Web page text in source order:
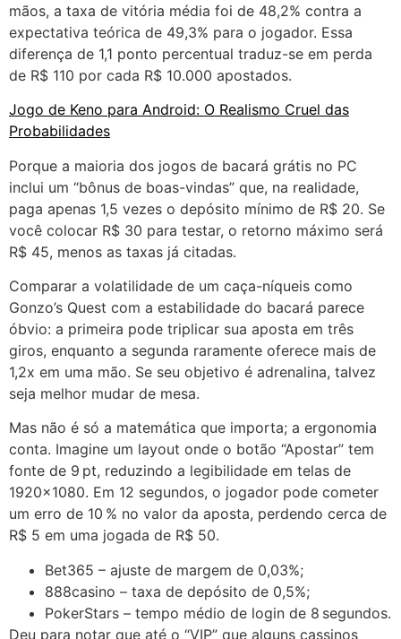
mãos, a taxa de vitória média foi de 48,2% contra a
expectativa teórica de 49,3% para o jogador. Essa
diferença de 1,1 ponto percentual traduz-se em perda
de R$ 110 por cada R$ 10.000 apostados.
Jogo de Keno para Android: O Realismo Cruel das
Probabilidades
Porque a maioria dos jogos de bacará grátis no PC
inclui um “bônus de boas-vindas” que, na realidade,
paga apenas 1,5 vezes o depósito mínimo de R$ 20. Se
você colocar R$ 30 para testar, o retorno máximo será
R$ 45, menos as taxas já citadas.
Comparar a volatilidade de um caça-níqueis como
Gonzo’s Quest com a estabilidade do bacará parece
óbvio: a primeira pode triplicar sua aposta em três
giros, enquanto a segunda raramente oferece mais de
1,2x em uma mão. Se seu objetivo é adrenalina, talvez
seja melhor mudar de mesa.
Mas não é só a matemática que importa; a ergonomia
conta. Imagine um layout onde o botão “Apostar” tem
fonte de 9 pt, reduzindo a legibilidade em telas de
1920×1080. Em 12 segundos, o jogador pode cometer
um erro de 10 % no valor da aposta, perdendo cerca de
R$ 5 em uma jogada de R$ 50.
Bet365 – ajuste de margem de 0,03%;
888casino – taxa de depósito de 0,5%;
PokerStars – tempo médio de login de 8 segundos.
Deu para notar que até o “VIP” que alguns cassinos